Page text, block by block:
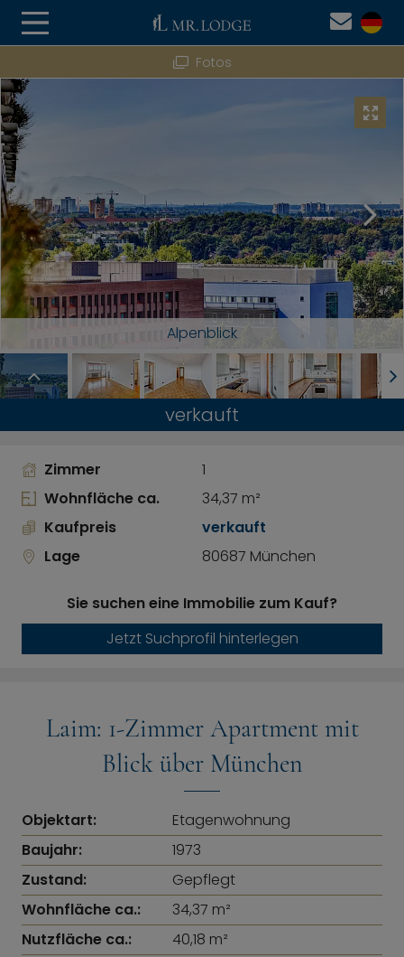
Fotos
Alpenblick
verkauft
Zimmer
1
Wohnfläche ca.
34,37 m²
Kaufpreis
verkauft
Lage
80687 München
Sie suchen eine Immobilie zum Kauf?
Jetzt Suchprofil hinterlegen
Laim: 1-Zimmer Apartment mit
Blick über München
Objektart:
Etagenwohnung
Baujahr:
1973
Zustand:
Gepflegt
Wohnfläche ca.:
34,37 m²
Nutzfläche ca.:
40,18 m²